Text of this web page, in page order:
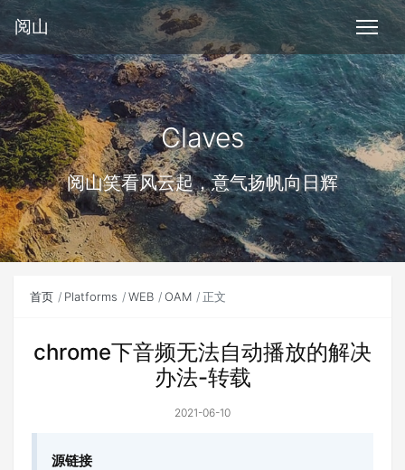
阅山
Claves
阅山笑看风云起，意气扬帆向日辉
首页 Platforms WEB OAM 正文
chrome下音频无法自动播放的解决
办法-转载
2021-06-10
源链接